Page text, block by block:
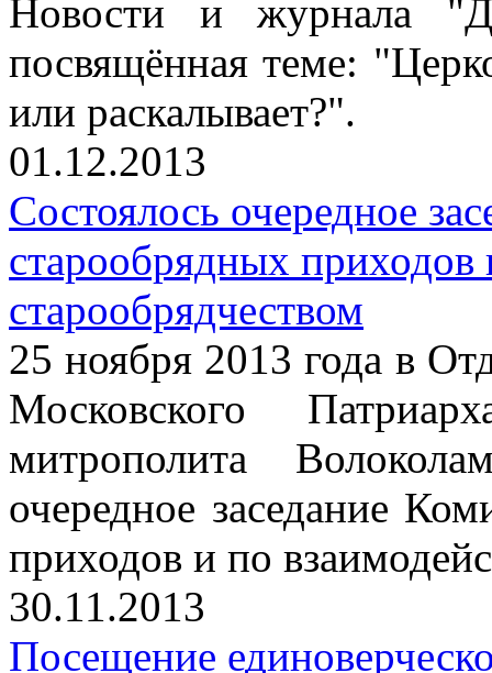
Новости и журнала
посвящённая теме:
или раскалывает?".
01.12.2013
Состоялось очередное
старообрядных
старообрядчеством
25 ноября 2013 года в
Московского
митрополита
очередное заседание
приходов и по
30.11.2013
Посещение